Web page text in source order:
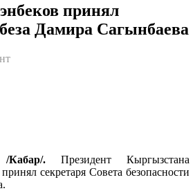
принял
Дамира Сагынбаева
. Президент Кыргызстана
секретаря Совета безопасности